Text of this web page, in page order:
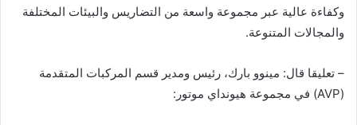
وكفاءة عالية عبر مجموعة واسعة من التضاريس والبيئات المختلفة
والمجالات المتنوعة.
– تعليقا قال: مينوو بارك، رئيس ومدير قسم المركبات المتقدمة
(AVP) في مجموعة هيونداي موتور: